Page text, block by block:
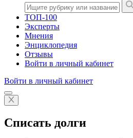
ТОП-100
Эксперты
Мнения
Энциклопедия
Отзывы
Войти в личный кабинет
Войти в личный кабинет
Списать долги